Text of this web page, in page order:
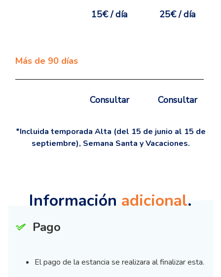
Más de 90 días
15€ / día
Consultar
25€ / día
Consultar
*Incluida temporada Alta (del 15 de junio al 15 de
septiembre), Semana Santa y Vacaciones.
Información adicional.
Pago
El pago de la estancia se realizara al finalizar esta.